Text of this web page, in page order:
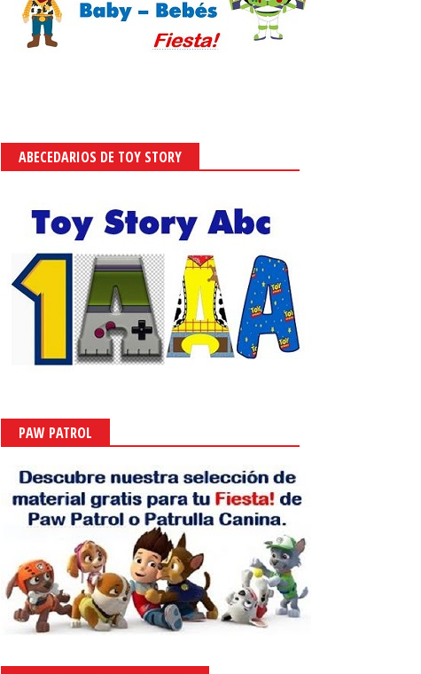
ABECEDARIOS DE TOY STORY
PAW PATROL